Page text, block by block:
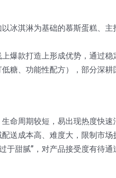
冰淇淋为基础的慕斯蛋糕、
爆款打造上形成优势，通过稳
糖、功能性配方），部分深
命周期较短，易出现热度快速
送成本高、难度大，限制市场
甜腻”，对产品接受度有待通